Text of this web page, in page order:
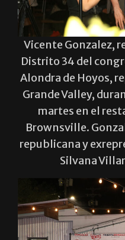
Vicente Gonzalez,
Distrito 34 del
Alondra de Hoyos,
Grande Valley,
martes en el
Brownsville.
republicana y
Silvana